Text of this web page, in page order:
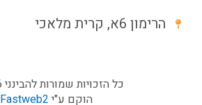
הרימון 6א, קרית מלאכי
כל הזכויות שמורות להבינני 2026©
הוקם ע"י Fastweb2